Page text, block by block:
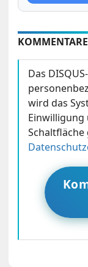
KOMMENTARE
Das
wird das
Einwilligung
Schaltfläche